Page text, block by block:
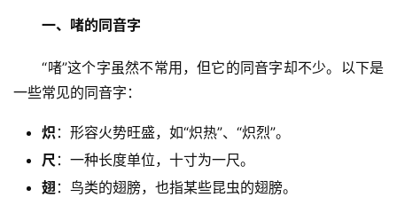
一、啫的同音字
“啫”这个字虽然不常用，但它的同音字却不少。以下是
一些常见的同音字：
炽 ：形容火势旺盛，如“炽热”、“炽烈”。
尺 ：一种长度单位，十寸为一尺。
翅 ：鸟类的翅膀，也指某些昆虫的翅膀。